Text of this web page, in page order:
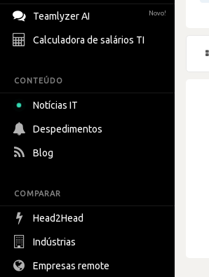
Teamlyzer AI Novo!
Calculadora de salários TI
CONTEÚDO
Notícias IT
Despedimentos
Blog
COMPARAR
Head2Head
Indústrias
Empresas remote